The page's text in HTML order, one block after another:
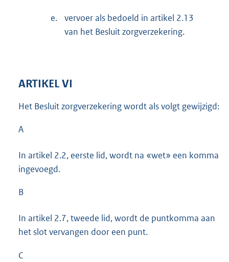
e.
vervoer als bedoeld in artikel 2.13
van het Besluit zorgverzekering.
ARTIKEL VI
Het Besluit zorgverzekering wordt als volgt gewijzigd:
A
In artikel 2.2, eerste lid, wordt na «wet» een komma
ingevoegd.
B
In artikel 2.7, tweede lid, wordt de puntkomma aan
het slot vervangen door een punt.
C